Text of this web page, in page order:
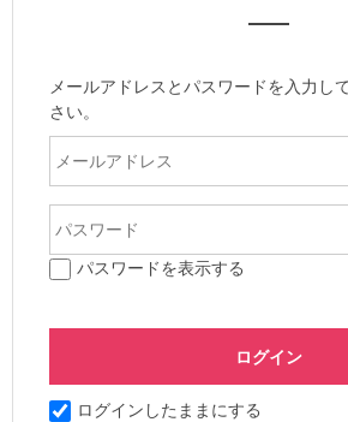
メールアドレスとパスワードを入力し
さい。
パスワードを表示する
ログインしたままにする